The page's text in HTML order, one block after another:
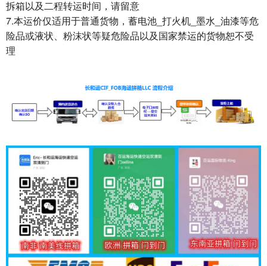
拆箱以及二程转运时间，请留意
7.本运价仅适用于普通货物，蓄电池_打火机_墨水_油漆等危
险品或液状、粉沫状等疑危险品以及国家禁运的货物恕不受
理